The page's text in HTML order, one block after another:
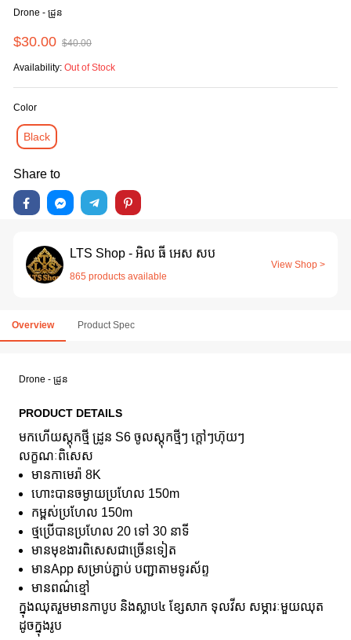
Drone - ដ្រូន
$30.00 $40.00
Availability: Out of Stock
Color
Black
Share to
LTS Shop - អិល ធី អេស សប
865 products available
View Shop >
Overview Product Spec
Drone - ដ្រូន
PRODUCT DETAILS
មកហើយស្តុកថ្មី ដ្រូន S6 ចូលស្ដុកថ្មីៗ ក្ដៅៗហ៊ុយៗ
លក្ខណៈពិសេស
មានកាមេរ៉ា 8K
ហោះបានចម្ងាយប្រហែល 150m
កម្ពស់ប្រហែល 150m
ថ្មប្រើបានប្រហែល 20 ទៅ 30 នាទី
មានមុខងារពិសេសជាច្រើនទៀត
មានApp សម្រាប់ភ្ជាប់ បញ្ជាតាមទូរស័ព្ទ
មានពណ៌ខ្មៅ
ក្នុងឈុតរួមមានកាបូប និងស្លាប៤ ខ្សែសាក ទុលវីស សម្ភារៈមួយឈុត
ដូចក្នុងរូប